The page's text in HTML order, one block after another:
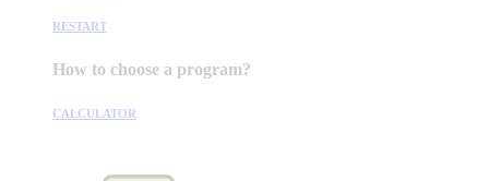
RESTART
How to choose a program?
CALCULATOR